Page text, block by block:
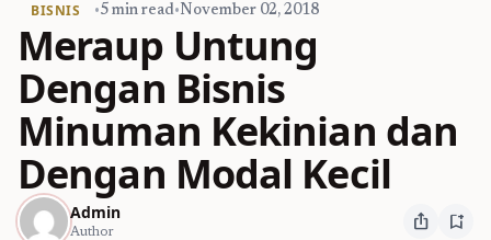
BISNIS •5 min read•November 02, 2018
Meraup Untung
Dengan Bisnis
Minuman Kekinian dan
Dengan Modal Kecil
Admin
Author ios_share bookmark_add